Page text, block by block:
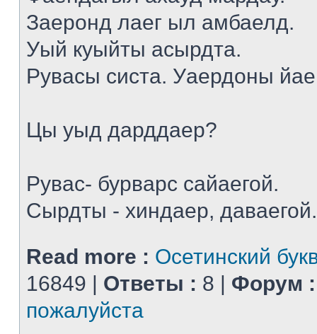
Заеронд лаег ыл амбаелд.
Уый куыйты асырдта.
Рувасы систа. Уаердоны
Цы уыд дарддаер?
Рувас- бурварс сайаегой.
Сырдты - хиндаер, даваегой.
Read more : Осетинский
16849 | Ответы : 8 | Форум :
пожалуйста